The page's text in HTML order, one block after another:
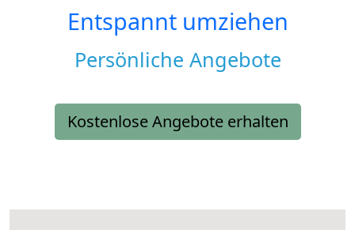
Entspannt umziehen
Persönliche Angebote
Kostenlose Angebote erhalten